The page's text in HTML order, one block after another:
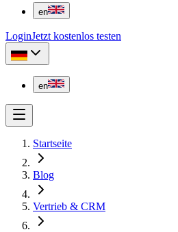
en
LoginJetzt kostenlos testen
en
Startseite
Blog
Vertrieb & CRM